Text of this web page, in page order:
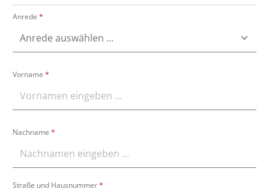
Anrede *
Vorname *
Nachname *
Straße und Hausnummer*